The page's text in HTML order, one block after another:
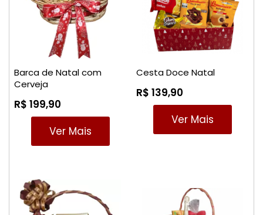
Barca de Natal com
Cerveja
R$ 199,90
Ver Mais
Cesta Doce Natal
R$ 139,90
Ver Mais